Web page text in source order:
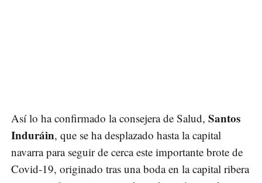
Así lo ha confirmado la consejera de Salud, Santos
Induráin, que se ha desplazado hasta la capital
navarra para seguir de cerca este importante brote de
Covid-19, originado tras una boda en la capital ribera